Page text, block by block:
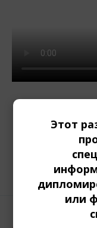
Этот
или